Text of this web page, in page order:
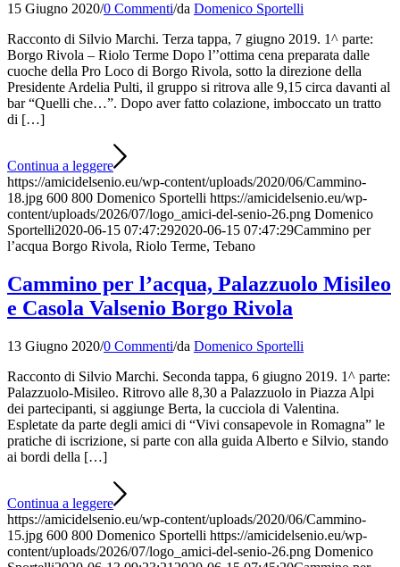
15 Giugno 2020/0 Commenti/da Domenico Sportelli
Racconto di Silvio Marchi. Terza tappa, 7 giugno 2019. 1^ parte:
Borgo Rivola – Riolo Terme Dopo l’’ottima cena preparata dalle
cuoche della Pro Loco di Borgo Rivola, sotto la direzione della
Presidente Ardelia Pulti, il gruppo si ritrova alle 9,15 circa davanti al
bar “Quelli che…”. Dopo aver fatto colazione, imboccato un tratto
di […]
Continua a leggere
https://amicidelsenio.eu/wp-content/uploads/2020/06/Cammino-
18.jpg 600 800 Domenico Sportelli https://amicidelsenio.eu/wp-
content/uploads/2026/07/logo_amici-del-senio-26.png Domenico
Sportelli2020-06-15 07:47:292020-06-15 07:47:29Cammino per
l’acqua Borgo Rivola, Riolo Terme, Tebano
Cammino per l’acqua, Palazzuolo Misileo
e Casola Valsenio Borgo Rivola
13 Giugno 2020/0 Commenti/da Domenico Sportelli
Racconto di Silvio Marchi. Seconda tappa, 6 giugno 2019. 1^ parte:
Palazzuolo-Misileo. Ritrovo alle 8,30 a Palazzuolo in Piazza Alpi
dei partecipanti, si aggiunge Berta, la cucciola di Valentina.
Espletate da parte degli amici di “Vivi consapevole in Romagna” le
pratiche di iscrizione, si parte con alla guida Alberto e Silvio, stando
ai bordi della […]
Continua a leggere
https://amicidelsenio.eu/wp-content/uploads/2020/06/Cammino-
15.jpg 600 800 Domenico Sportelli https://amicidelsenio.eu/wp-
content/uploads/2026/07/logo_amici-del-senio-26.png Domenico